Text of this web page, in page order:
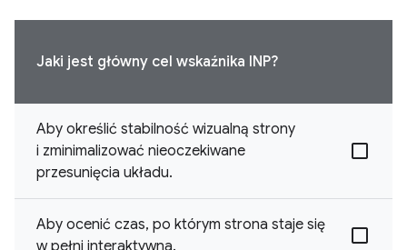
Jaki jest główny cel wskaźnika INP?
Aby określić stabilność wizualną strony
i zminimalizować nieoczekiwane
przesunięcia układu.
Aby ocenić czas, po którym strona staje się
w pełni interaktywna.